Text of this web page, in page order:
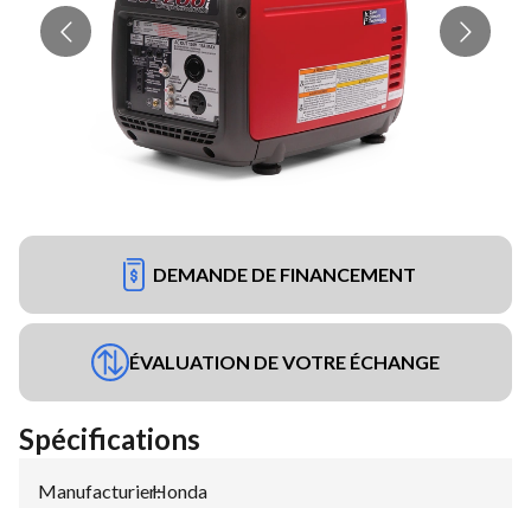
DEMANDE DE FINANCEMENT
ÉVALUATION DE VOTRE ÉCHANGE
Spécifications
Manufacturier:
Honda